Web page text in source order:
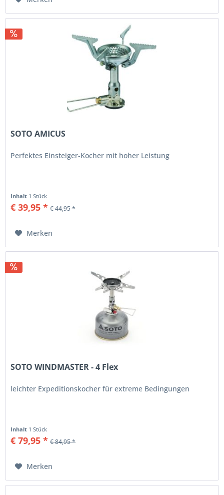
SOTO AMICUS
Perfektes Einsteiger-Kocher mit hoher Leistung
Inhalt 1 Stück
€ 39,95 * € 44,95 *
Merken
SOTO WINDMASTER - 4 Flex
leichter Expeditionskocher für extreme Bedingungen
Inhalt 1 Stück
€ 79,95 * € 84,95 *
Merken